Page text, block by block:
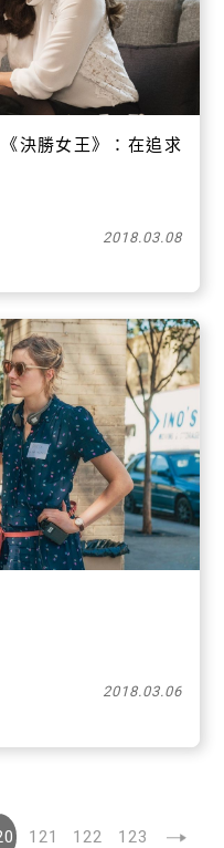
決勝女王》：在追求
2018.03.08
2018.03.06
121 122 123